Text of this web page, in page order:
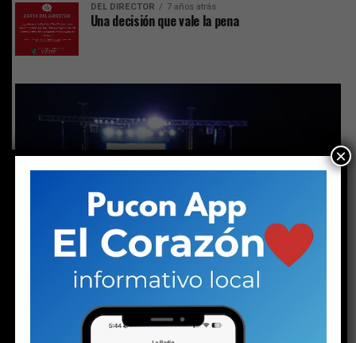
DEL DIRECTOR 7 años atrás
Una decisión que vale la pena
Miss Caburgüa
×